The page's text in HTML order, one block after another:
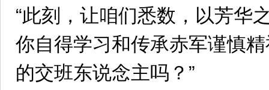
“此刻，让咱们悉数，以芳华
你自得学习和传承赤军谨慎
的交班东说念主吗？”